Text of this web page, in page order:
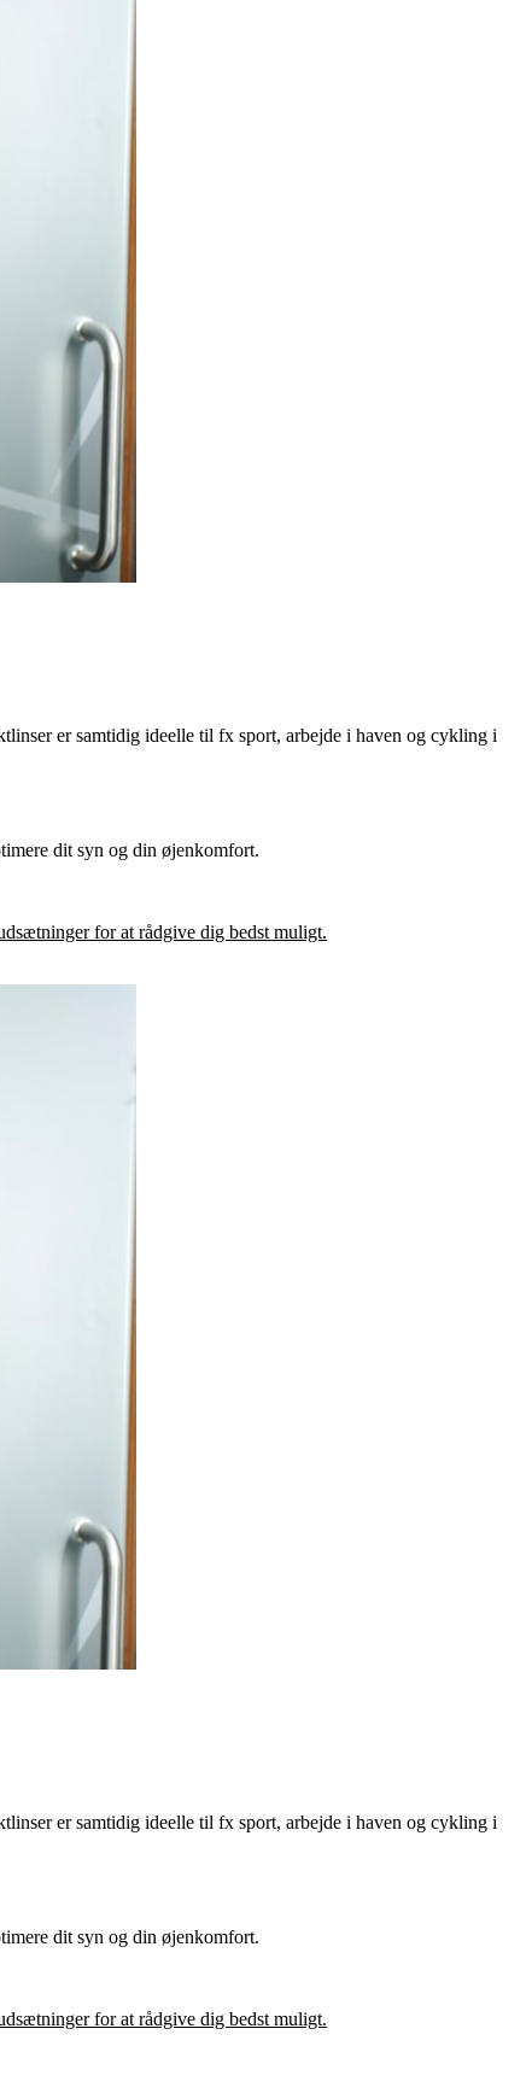
er samtidig ideelle til fx sport, arbejde i haven og cykling i
dit syn og din øjenkomfort.
for at rådgive dig bedst muligt.
er samtidig ideelle til fx sport, arbejde i haven og cykling i
dit syn og din øjenkomfort.
for at rådgive dig bedst muligt.